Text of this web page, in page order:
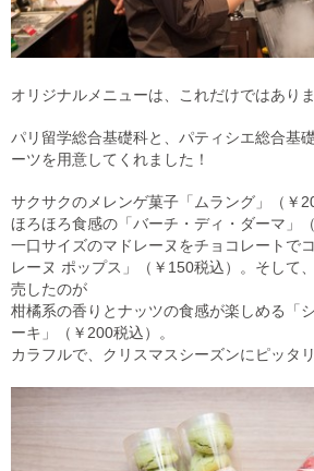
オリジナルメニューは、これだけではあり
パリ留学総合基礎科と、パティシエ総合基
ーツを用意してくれました！
サクサクのメレンゲ菓子「ムラング」（￥
ほろほろ食感の「バーチ・ディ・ダーマ」
一口サイズのマドレーヌをチョコレートで
レーヌ ポップス」（￥150税込）。そして
売したのが
柑橘系の香りとナッツの食感が楽しめる「
ーキ」（￥200税込）。
カラフルで、クリスマスシーズンにピッタリ